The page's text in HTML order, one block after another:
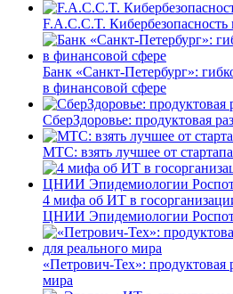
F.A.C.C.T.
Банк «Санкт-Петербург»:
в финансовой сфере
СберЗдоровье: продуктовая
МТС: взять лучшее от
4 мифа об ИТ в
ЦНИИ Эпидемиологии
«Петрович-Тех»: продуктовая
мира